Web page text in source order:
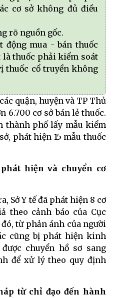
cơ sở không đủ điều
rõ nguồn gốc.
động mua - bán thuốc
là thuốc phải kiểm soát
thuốc cổ truyền không
quận, huyện và TP Thủ
6.700 cơ sở bán lẻ thuốc.
thành phố lấy mẫu kiểm
phát hiện 15 mẫu thuốc
hiện và chuyển cơ
Sở Y tế đã phát hiện 8 cơ
theo cảnh báo của Cục
từ phản ánh của người
cũng bị phát hiện kinh
chuyển hồ sơ sang
để xử lý theo quy định
từ chỉ đạo đến hành